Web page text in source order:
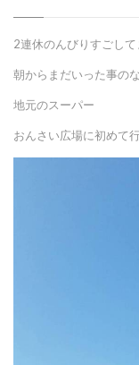
2連休のんびりすごし
朝からまだいった事の
地元のスーパー
おんさい広場に初めて